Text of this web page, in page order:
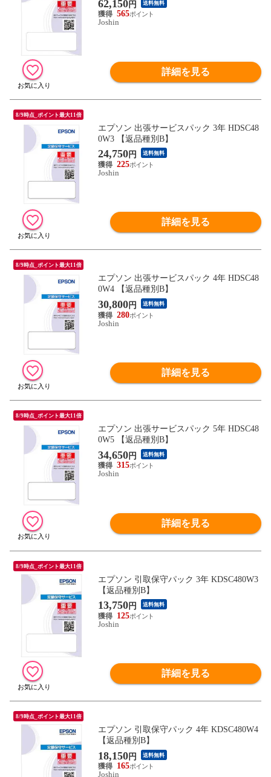
62,150円 送料無料
565
Joshin
詳細を見る
8/9時点_ポイント最大11倍
エプソン 出張サービスパック 3年 HDSC48
0W3 【返品種別B】
24,750円 送料無料
225
Joshin
詳細を見る
8/9時点_ポイント最大11倍
エプソン 出張サービスパック 4年 HDSC48
0W4 【返品種別B】
30,800円 送料無料
280
Joshin
詳細を見る
8/9時点_ポイント最大11倍
エプソン 出張サービスパック 5年 HDSC48
0W5 【返品種別B】
34,650円 送料無料
315
Joshin
詳細を見る
8/9時点_ポイント最大11倍
エプソン 引取保守パック 3年 KDSC480W3
【返品種別B】
13,750円 送料無料
125
Joshin
詳細を見る
8/9時点_ポイント最大11倍
エプソン 引取保守パック 4年 KDSC480W4
【返品種別B】
18,150円 送料無料
165
Joshin